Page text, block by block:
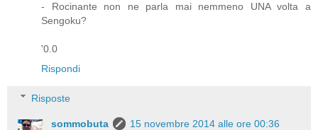
- Rocinante non ne parla mai nemmeno UNA volta a
Sengoku?
'0.0
Rispondi
Risposte
sommobuta
15 novembre 2014 alle ore 00:36